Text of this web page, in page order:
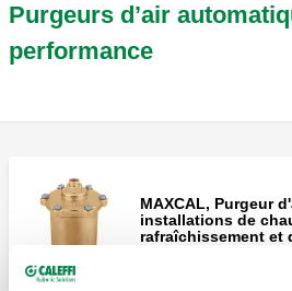
Purgeurs d’air
performance
MAXCAL, Purgeur
installations de
rafraîchissement et